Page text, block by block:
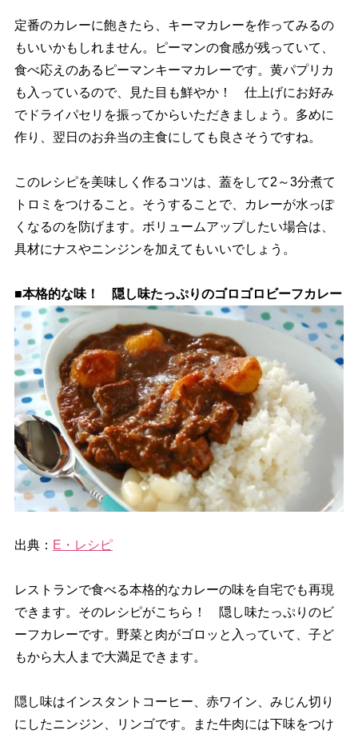
定番のカレーに飽きたら、キーマカレーを作ってみるの
もいいかもしれません。ピーマンの食感が残っていて、
食べ応えのあるピーマンキーマカレーです。黄パプリカ
も入っているので、見た目も鮮やか！ 仕上げにお好み
でドライパセリを振ってからいただきましょう。多めに
作り、翌日のお弁当の主食にしても良さそうですね。
このレシピを美味しく作るコツは、蓋をして2～3分煮て
トロミをつけること。そうすることで、カレーが水っぽ
くなるのを防げます。ボリュームアップしたい場合は、
具材にナスやニンジンを加えてもいいでしょう。
■本格的な味！ 隠し味たっぷりのゴロゴロビーフカレー
出典： E・レシピ
レストランで食べる本格的なカレーの味を自宅でも再現
できます。そのレシピがこちら！ 隠し味たっぷりのビ
ーフカレーです。野菜と肉がゴロッと入っていて、子ど
もから大人まで大満足できます。
隠し味はインスタントコーヒー、赤ワイン、みじん切り
にしたニンジン、リンゴです。また牛肉には下味をつけ